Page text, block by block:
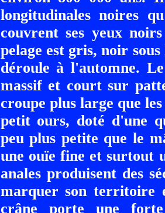
longitudinales noires
couvrent ses yeux
pelage est gris, noir
déroule à l'automne.
massif et court sur
croupe plus large que
petit ours, doté d'une
peu plus petite que le
une ouïe fine et surtout
anales produisent des
marquer son territoire
crâne porte une